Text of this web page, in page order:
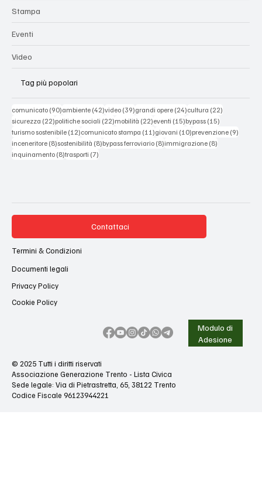
Stampa
Eventi
Video
Tag più popolari
comunicato (90)90 post
ambiente (42)42 post
video (39)39 post
grandi opere (24)24 post
cultura (22)
sicurezza (22)22 post
politiche sociali (22)22 post
mobilità (22)22 post
eventi (15)15 post
bypass (15)
turismo sostenibile (12)12 post
comunicato stampa (11)11 post
giovani (10)10 post
prevenzione (9)
inceneritore (8)8 post
sostenibilità (8)8 post
bypass ferroviario (8)8 post
immigrazione (8)
inquinamento (8)8 post
trasporti (7)
© 2025 Tutti i diritti riservati
Associazione Generazione Trento - Lista Civica
Sede legale: Via di Pietrastretta, 65, 38122 Trento
Codice Fiscale 96123944221
Contattaci
Termini & Condizioni
Documenti legali
Privacy Policy
Cookie Policy
Modulo di
Adesione